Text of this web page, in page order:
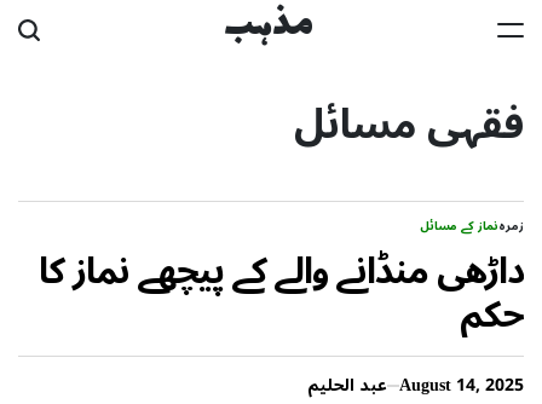
Skip
content
مذہب
فقہی مسائل
زمرہنماز کے مسائل
داڑھی منڈانے والے کے پیچھے نماز کا
حکم
August 14, 2025 عبد الحلیم